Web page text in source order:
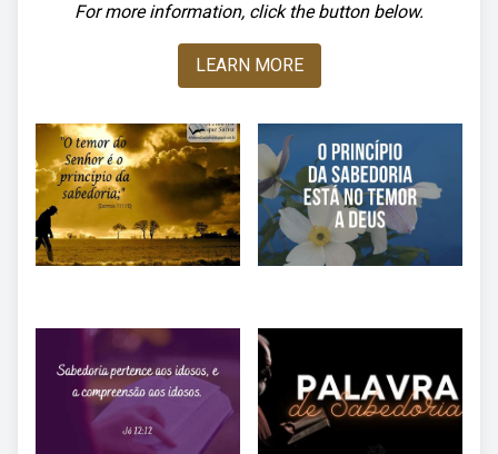
For more information, click the button below.
LEARN MORE